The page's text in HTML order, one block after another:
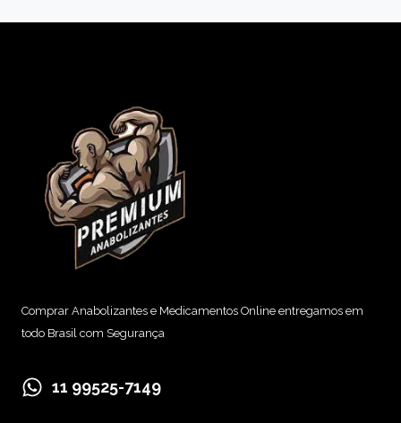
Comprar Anabolizantes e Medicamentos Online entregamos em
todo Brasil com Segurança
11 99525-7149